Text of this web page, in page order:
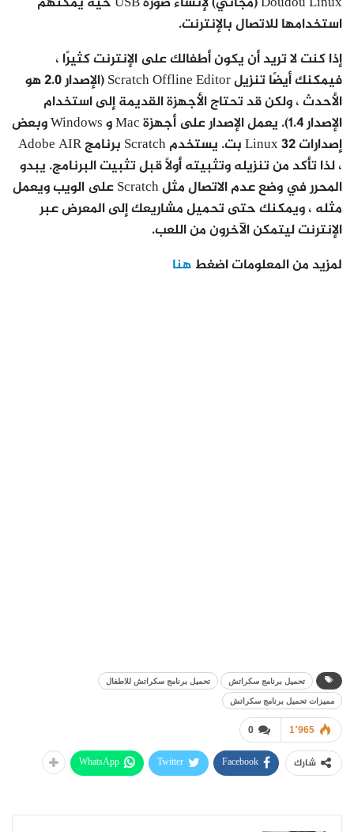
استخدامها للاتصال بالإنترنت.
إذا كنت لا تريد أن يكون أطفالك على الإنترنت كثيرًا ،
فيمكنك أيضًا تنزيل Scratch Offline Editor (الإصدار 2.0 هو
الأحدث ، ولكن قد تحتاج الأجهزة القديمة إلى استخدام
الإصدار 1.4). يعمل الإصدار على أجهزة Mac و Windows وبعض
إصدارات Linux 32 بت. يستخدم Scratch برنامج Adobe AIR
، لذا تأكد من تنزيله وتثبيته أولاً قبل تثبيت البرنامج. يبدو
المحرر في وضع عدم الاتصال مثل Scratch على الويب ويعمل
مثله ، ويمكنك حتى تحميل مشاريعك إلى المعرض عبر
الإنترنت ليتمكن الآخرون من اللعب.
لمزيد من المعلومات اضغط هنا
تحميل برنامج سكراتش
تحميل برنامج سكراتش للاطفال
مميزات تحميل برنامج سكراتش
0 1٬965
شارك Facebook
Twitter
WhatsApp